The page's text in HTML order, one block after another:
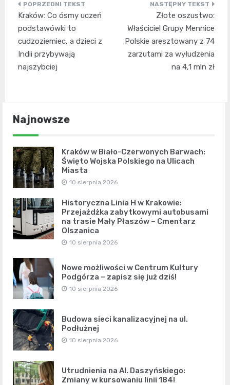
Nawigacja
wpisu
Kraków: Co ósmy uczeń
podstawówki to
cudzoziemiec, a dzieci z
Indii przybywają
najszybciej
Złote oszustwo:
Właściciel Grupy Mennice
Polskie aresztowany z 74
zarzutami za wyłudzenia
na 4,1 mln zł
Najnowsze
Kraków w Biało-Czerwonych Barwach:
Święto Wojska Polskiego na Ulicach
Miasta
10 sierpnia 2026
Historyczna Linia H w Krakowie:
Przejażdżka zabytkowymi autobusami
na trasie Mały Płaszów – Cmentarz
Olszanica
10 sierpnia 2026
Nowe możliwości w Centrum Kultury
Podgórza – zapisz się już dziś!
10 sierpnia 2026
Budowa sieci kanalizacyjnej na ul.
Podłużnej
10 sierpnia 2026
Utrudnienia na Al. Daszyńskiego:
Zmiany w kursowaniu linii 184!